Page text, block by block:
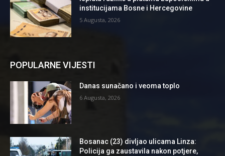
institucijama Bosne i Hercegovine
5 Augusta, 2026
POPULARNE VIJESTI
Danas sunačano i veoma toplo
6 Augusta, 2026
Bosanac (23) divljao ulicama Linza:
Policija ga zaustavila nakon potjere,